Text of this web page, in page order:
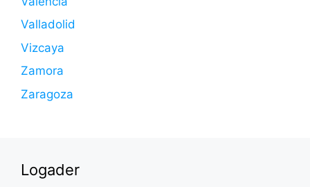
Valladolid
Vizcaya
Zamora
Zaragoza
Logader